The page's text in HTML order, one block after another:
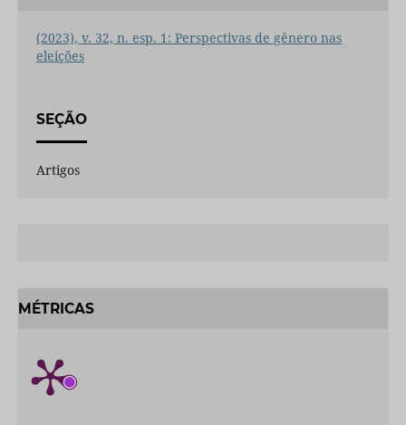
(2023), v. 32, n. esp. 1: Perspectivas de gênero nas
eleições
SEÇÃO
Artigos
MÉTRICAS